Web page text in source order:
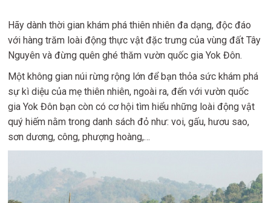
Hãy dành thời gian khám phá thiên nhiên đa dạng, độc đáo
với hàng trăm loài động thực vật đặc trưng của vùng đất Tây
Nguyên và đừng quên ghé thăm vườn quốc gia Yok Đôn.
Một không gian núi rừng rộng lớn để bạn thỏa sức khám phá
sự kì diệu của mẹ thiên nhiên, ngoài ra, đến với vườn quốc
gia Yok Đôn bạn còn có cơ hội tìm hiểu những loài động vật
quý hiếm nằm trong danh sách đỏ như: voi, gấu, hươu sao,
sơn dương, công, phượng hoàng,…